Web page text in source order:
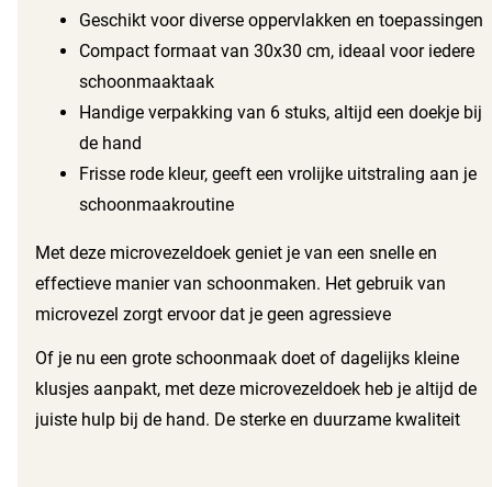
maat zijn ze bovendien eenvoudig op te bergen en mee te
nemen.
Geschikt voor diverse oppervlakken en toepassingen
Compact formaat van 30x30 cm, ideaal voor iedere
schoonmaaktaak
Handige verpakking van 6 stuks, altijd een doekje bij
de hand
Frisse rode kleur, geeft een vrolijke uitstraling aan je
schoonmaakroutine
Met deze microvezeldoek geniet je van een snelle en
effectieve manier van schoonmaken. Het gebruik van
microvezel zorgt ervoor dat je geen agressieve
Of je nu een grote schoonmaak doet of dagelijks kleine
klusjes aanpakt, met deze microvezeldoek heb je altijd de
juiste hulp bij de hand. De sterke en duurzame kwaliteit